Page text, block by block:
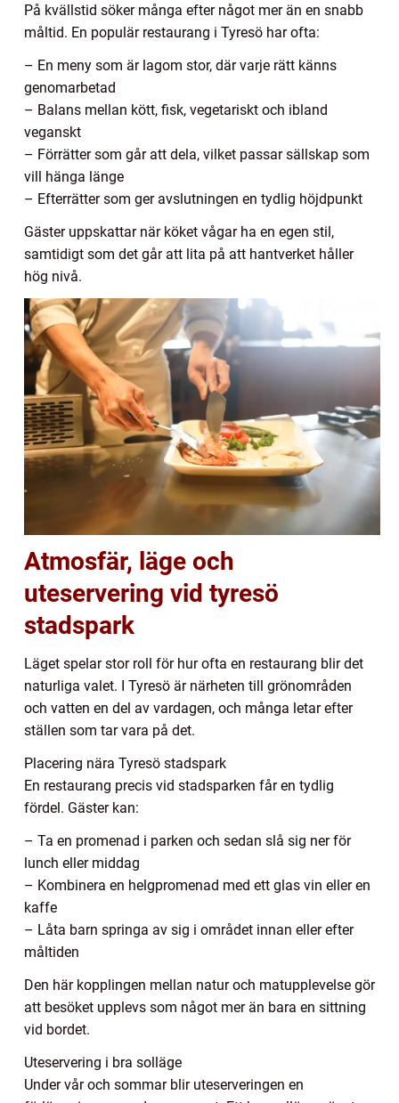
På kvällstid söker många efter något mer än en snabb
måltid. En populär restaurang i Tyresö har ofta:
– En meny som är lagom stor, där varje rätt känns
genomarbetad
– Balans mellan kött, fisk, vegetariskt och ibland
veganskt
– Förrätter som går att dela, vilket passar sällskap som
vill hänga länge
– Efterrätter som ger avslutningen en tydlig höjdpunkt
Gäster uppskattar när köket vågar ha en egen stil,
samtidigt som det går att lita på att hantverket håller
hög nivå.
Atmosfär, läge och
uteservering vid tyresö
stadspark
Läget spelar stor roll för hur ofta en restaurang blir det
naturliga valet. I Tyresö är närheten till grönområden
och vatten en del av vardagen, och många letar efter
ställen som tar vara på det.
Placering nära Tyresö stadspark
En restaurang precis vid stadsparken får en tydlig
fördel. Gäster kan:
– Ta en promenad i parken och sedan slå sig ner för
lunch eller middag
– Kombinera en helgpromenad med ett glas vin eller en
kaffe
– Låta barn springa av sig i området innan eller efter
måltiden
Den här kopplingen mellan natur och matupplevelse gör
att besöket upplevs som något mer än bara en sittning
vid bordet.
Uteservering i bra solläge
Under vår och sommar blir uteserveringen en